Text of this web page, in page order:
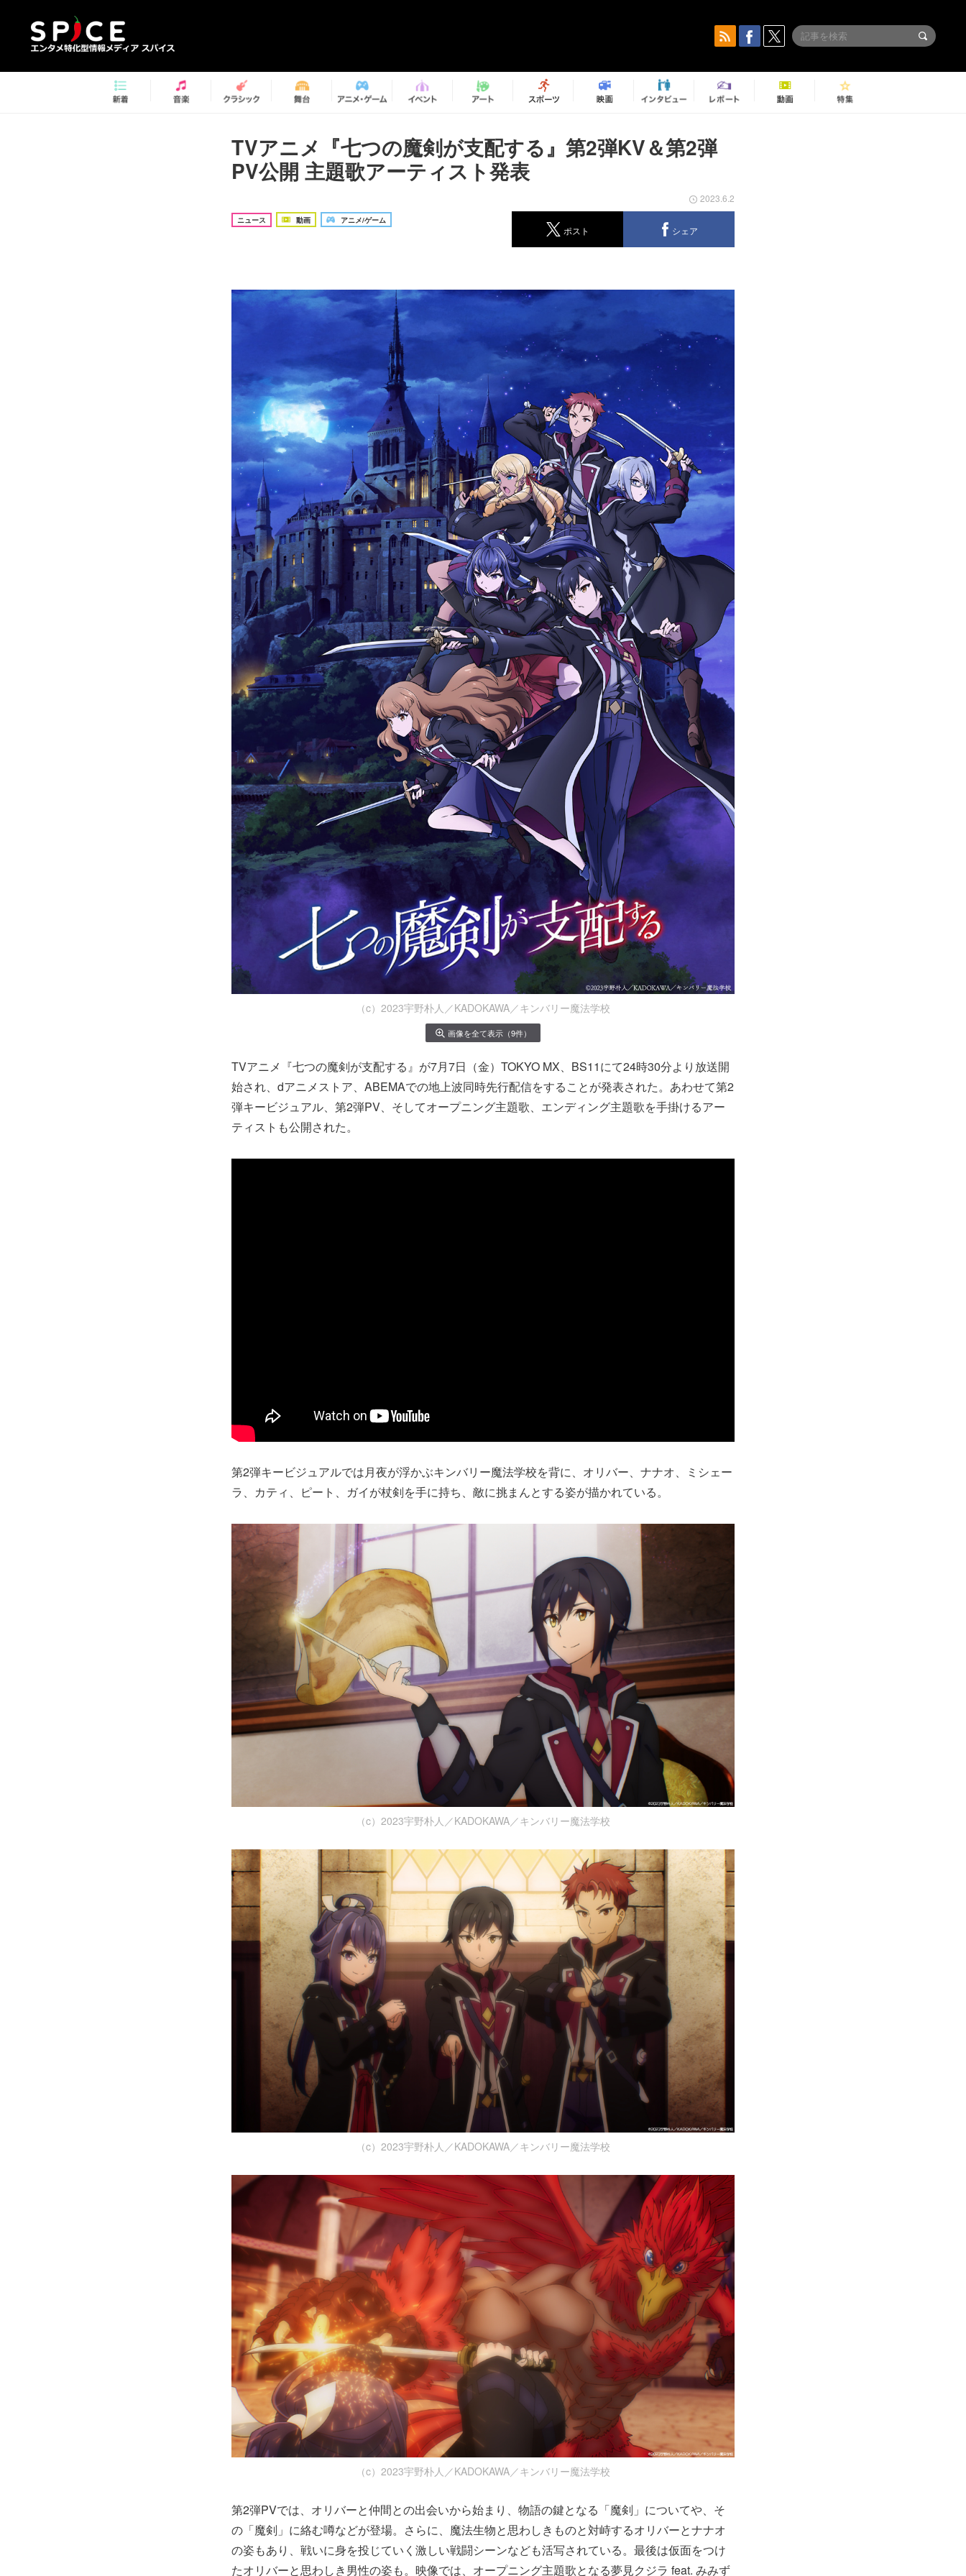
TVアニメ『七つの魔剣が支配する』第2弾KV＆第2弾
PV公開 主題歌アーティスト発表
ニュース 動画 アニメ/ゲーム
2023.6.2
ポスト シェア
（c）2023宇野朴人／KADOKAWA／キンバリー魔法学校
画像を全て表示（9件）
TVアニメ『七つの魔剣が支配する』が7月7日（金）TOKYO MX、BS11にて24時30分より放送開
始され、dアニメストア、ABEMAでの地上波同時先行配信をすることが発表された。あわせて第2
弾キービジュアル、第2弾PV、そしてオープニング主題歌、エンディング主題歌を手掛けるアー
ティストも公開された。
第2弾キービジュアルでは月夜が浮かぶキンバリー魔法学校を背に、オリバー、ナナオ、ミシェー
ラ、カティ、ピート、ガイが杖剣を手に持ち、敵に挑まんとする姿が描かれている。
（c）2023宇野朴人／KADOKAWA／キンバリー魔法学校
（c）2023宇野朴人／KADOKAWA／キンバリー魔法学校
（c）2023宇野朴人／KADOKAWA／キンバリー魔法学校
第2弾PVでは、オリバーと仲間との出会いから始まり、物語の鍵となる「魔剣」についてや、そ
の「魔剣」に絡む噂などが登場。さらに、魔法生物と思わしきものと対峙するオリバーとナナオ
の姿もあり、戦いに身を投じていく激しい戦闘シーンなども活写されている。最後は仮面をつけ
たオリバーと思わしき男性の姿も。映像では、オープニング主題歌となる夢見クジラ feat. みみず